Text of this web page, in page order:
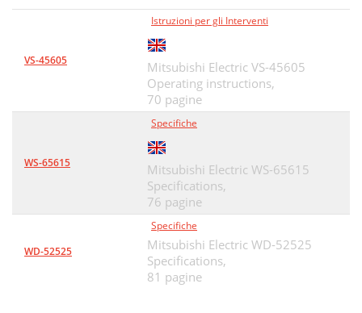
VS-45605
Istruzioni per gli Interventi
Mitsubishi Electric VS-45605
Operating instructions,
70 pagine
WS-65615
Specifiche
Mitsubishi Electric WS-65615
Specifications,
76 pagine
WD-52525
Specifiche
Mitsubishi Electric WD-52525
Specifications,
81 pagine